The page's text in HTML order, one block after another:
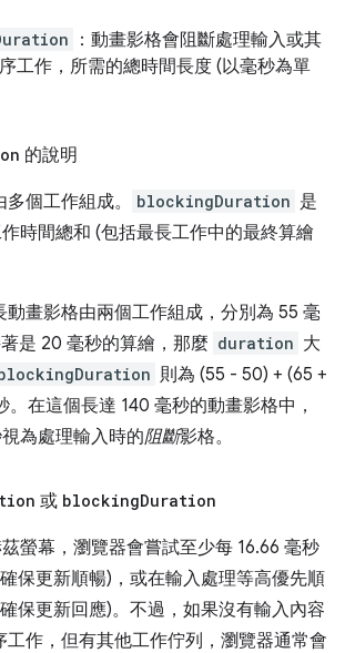
：動畫影格會阻斷處理輸入或其
工作，所需的總時間長度 (以毫秒為單
的說明
個工作組成。 blockingDuration 是
時間總和 (包括最長工作中的最終算繪
動畫影格由兩個工作組成，分別為 55 毫
是 20 毫秒的算繪，那麼 duration 大
則為 (55 - 50) + (65 +
在這個長達 140 毫秒的動畫影格中，
為處理輸入時的阻斷影格。
或 blockingDuration
螢幕，瀏覽器會嘗試至少每 16.66 毫秒
保更新順暢)，或在輸入處理等高優先順
保更新回應)。不過，如果沒有輸入內容
工作，但有其他工作佇列，瀏覽器通常會